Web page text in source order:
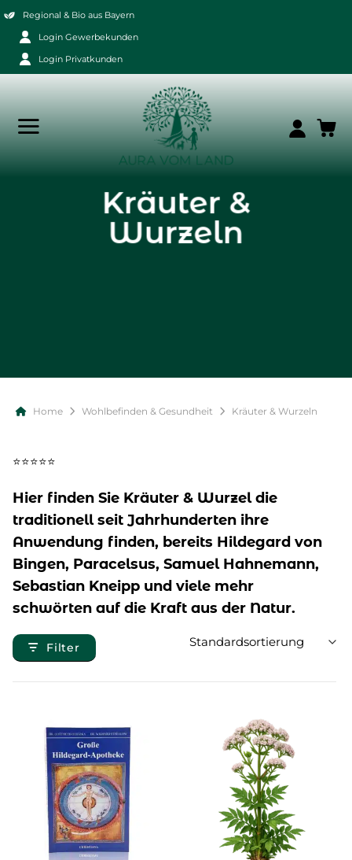
Zum
Inhalt
springen
Regional & Bio aus Bayern
Login Gewerbekunden
Login Privatkunden
Kräuter &
Wurzeln
Home Wohlbefinden & Gesundheit Kräuter & Wurzeln
⭐⭐⭐⭐⭐
Hier finden Sie Kräuter & Wurzel die
traditionell seit Jahrhunderten ihre
Anwendung finden, bereits Hildegard von
Bingen, Paracelsus, Samuel Hahnemann,
Sebastian Kneipp und viele mehr
schwörten auf die Kraft aus der Natur.
Filter